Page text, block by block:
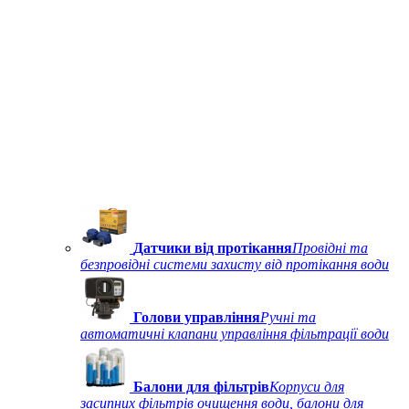
Датчики від протіканняПровідні та
безпровідні системи захисту від протікання води
Голови управлінняРучні та
автоматичні клапани управління фільтрації води
Балони для фільтрівКорпуси для
засипних фільтрів очищення води, балони для